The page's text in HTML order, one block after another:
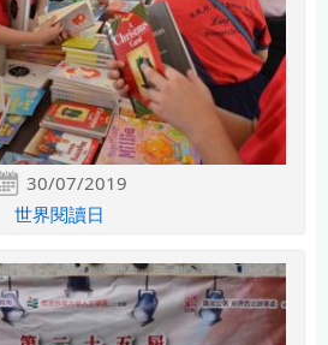
30/07/2019
世界閱讀日